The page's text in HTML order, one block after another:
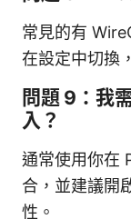
常見的有
在設定中切換
問題 9：我
入？
通常使用你在
合，並建議開
性。